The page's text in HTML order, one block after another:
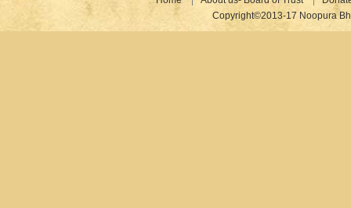
Copyright©2013-17 Noopura